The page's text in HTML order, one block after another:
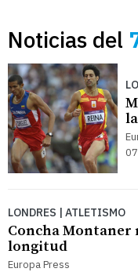
Noticias del
LONDRES | ATLETISMO
Concha Montaner
longitud
Europa Press